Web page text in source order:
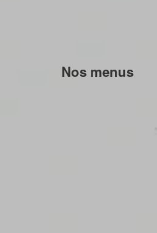
Nos menus